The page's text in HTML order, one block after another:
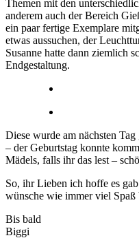
Themen mit den
anderem auch der Bereich
ein paar fertige Exemplare
etwas aussuchen, der
Susanne hatte dann ziemlich
Endgestaltung.
Diese wurde am nächsten
– der Geburtstag konnte
Mädels, falls ihr das lest –
So, ihr Lieben ich hoffe es
wünsche wie immer viel
Bis bald
Biggi